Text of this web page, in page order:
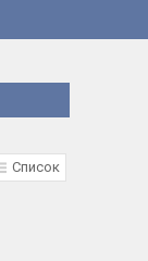
Список